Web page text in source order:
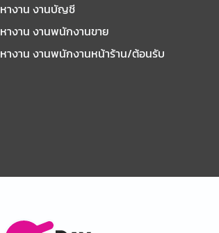
หางาน งานบัญชี
หางาน งานพนักงานขาย
หางาน งานพนักงานหน้าร้าน/ต้อนรับ